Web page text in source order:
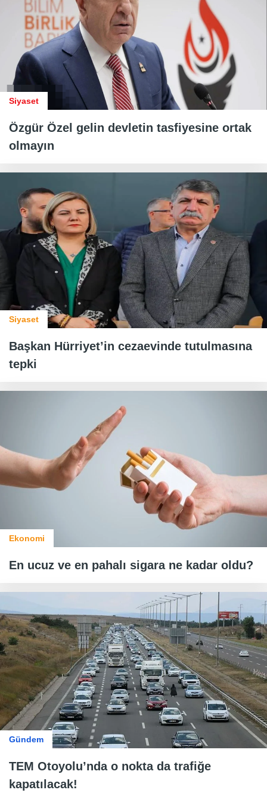
Siyaset
Özgür Özel gelin devletin tasfiyesine ortak
olmayın
Siyaset
Başkan Hürriyet’in cezaevinde tutulmasına
tepki
Ekonomi
En ucuz ve en pahalı sigara ne kadar oldu?
Gündem
TEM Otoyolu’nda o nokta da trafiğe
kapatılacak!